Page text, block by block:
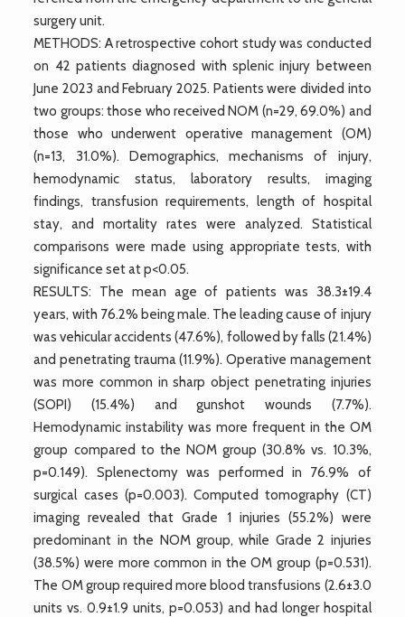
surgery unit.
METHODS: A retrospective cohort study was conducted
on 42 patients diagnosed with splenic injury between
June 2023 and February 2025. Patients were divided into
two groups: those who received NOM (n=29, 69.0%) and
those who underwent operative management (OM)
(n=13, 31.0%). Demographics, mechanisms of injury,
hemodynamic status, laboratory results, imaging
findings, transfusion requirements, length of hospital
stay, and mortality rates were analyzed. Statistical
comparisons were made using appropriate tests, with
significance set at p<0.05.
RESULTS: The mean age of patients was 38.3±19.4
years, with 76.2% being male. The leading cause of injury
was vehicular accidents (47.6%), followed by falls (21.4%)
and penetrating trauma (11.9%). Operative management
was more common in sharp object penetrating injuries
(SOPI) (15.4%) and gunshot wounds (7.7%).
Hemodynamic instability was more frequent in the OM
group compared to the NOM group (30.8% vs. 10.3%,
p=0.149). Splenectomy was performed in 76.9% of
surgical cases (p=0.003). Computed tomography (CT)
imaging revealed that Grade 1 injuries (55.2%) were
predominant in the NOM group, while Grade 2 injuries
(38.5%) were more common in the OM group (p=0.531).
The OM group required more blood transfusions (2.6±3.0
units vs. 0.9±1.9 units, p=0.053) and had longer hospital